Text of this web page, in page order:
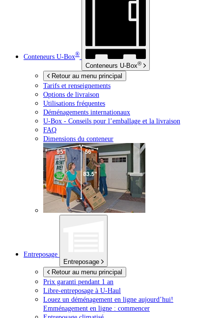
Conteneurs U-Box®
Conteneurs U-Box®
Retour au menu principal
Tarifs et renseignements
Options de livraison
Utilisations fréquentes
Déménagements internationaux
U-Box - Conseils pour l’emballage et la livraison
FAQ
Dimensions du conteneur
Entreposage
Entreposage
Retour au menu principal
Prix garanti pendant 1 an
Libre-entreposage à U-Haul
Louez un déménagement en ligne aujourd’hui!
Emménagement en ligne : commencer